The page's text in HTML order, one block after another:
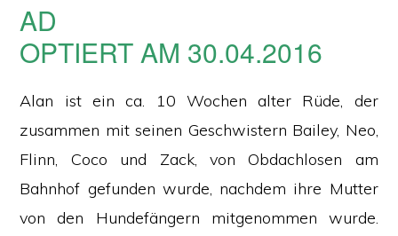
AD
OPTIERT AM 30.04.2016
Alan ist ein ca. 10 Wochen alter Rüde, der
zusammen mit seinen Geschwistern Bailey, Neo,
Flinn, Coco und Zack, von Obdachlosen am
Bahnhof gefunden wurde, nachdem ihre Mutter
von den Hundefängern mitgenommen wurde.